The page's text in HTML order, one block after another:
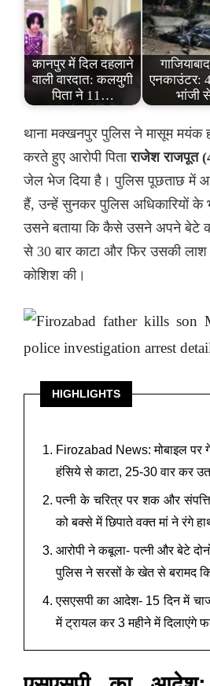
कानपुर में दिल दहलाने
वाली वारदात: कलयुगी
पिता ने 11…
एनकाउंटर:
भांजी
थाना मक्खनपुर पुलिस ने मासूम मयंक
करते हुए आरोपी पिताराजेश राजपूत
जेल भेज दिया है। पुलिस पूछताछ में
हैं, उन्हें सुनकर पुलिस अधिकारियों के
उसने बताया कि कैसे उसने अपने बेटे
से 30 बार काटा और फिर उसकी लाश
कोशिश की।
HIGHLIGHTS
Firozabad News: मोबाइल पर
हंसिये से काटा, 25-30 वार कर
पत्नी के चरित्र पर शक और
को बक्से में छिपाते वक्त मां ने रंगे
आरोपी ने कबूला- पत्नी और बेटे
पुलिस ने सरसों के खेत से बरामद
एसएसपी का आदेश- 15 दिन में
में ट्रायल कर 3 महीने में दिलाएंगे